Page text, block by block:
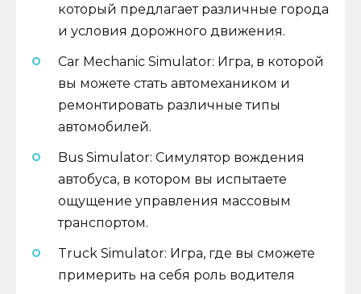
который предлагает различные города
и условия дорожного движения.
Car Mechanic Simulator: Игра, в которой
вы можете стать автомехаником и
ремонтировать различные типы
автомобилей.
Bus Simulator: Симулятор вождения
автобуса, в котором вы испытаете
ощущение управления массовым
транспортом.
Truck Simulator: Игра, где вы сможете
примерить на себя роль водителя